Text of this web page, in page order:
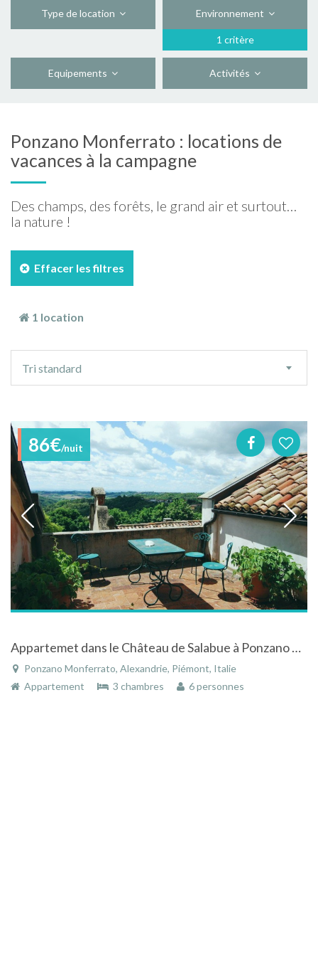
Type de location Environnement
1 critère
Equipements Activités
Ponzano Monferrato : locations de
vacances à la campagne
Des champs, des forêts, le grand air et surtout…
la nature !
Effacer les filtres
1 location
tri
Tri standard
86€/nuit
Appartemet dans le Château de Salabue à Ponzano Monferrato
Ponzano Monferrato, Alexandrie, Piémont, Italie
Appartement
3 chambres 6 personnes